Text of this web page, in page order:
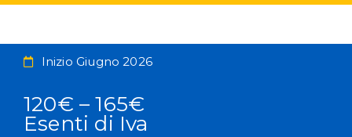
Inizio Giugno 2026
120€ – 165€
Esenti di Iva